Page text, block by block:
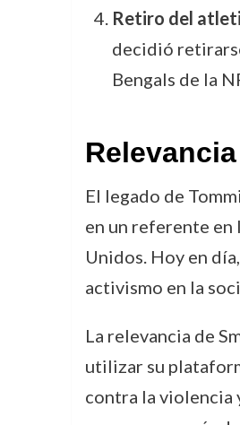
Retiro del
decidió
Bengals de la
El legado de
en un referente en
Unidos. Hoy en
activismo en la
La relevancia de
utilizar su
contra la violencia